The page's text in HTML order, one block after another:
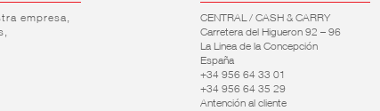
empresa,
CENTRAL / CASH & CARRY
Carretera del Higueron 92 – 96
La Linea de la Concepción
España
+34 956 64 33 01
+34 956 64 35 29
Antención al cliente